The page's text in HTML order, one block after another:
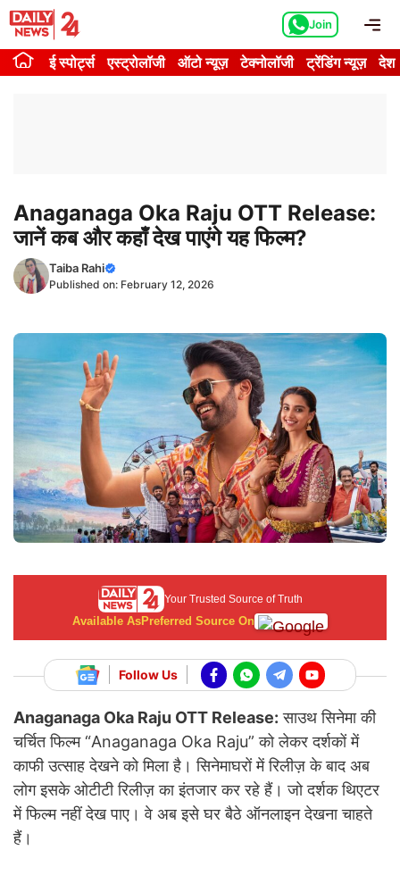
Skip
content
Join
ई स्पोर्ट्स एस्ट्रोलॉजी ऑटो न्यूज़ टेक्नोलॉजी ट्रेंडिंग न्यूज़ देश
Anaganaga Oka Raju OTT Release:
जानें कब और कहाँ देख पाएंगे यह फिल्म?
Taiba Rahi
Published on: February 12, 2026
Your Trusted Source of Truth
Available AsPreferred Source On
Follow Us
Anaganaga Oka Raju OTT Release: साउथ सिनेमा की
चर्चित फिल्म “Anaganaga Oka Raju” को लेकर दर्शकों में
काफी उत्साह देखने को मिला है। सिनेमाघरों में रिलीज़ के बाद अब
लोग इसके ओटीटी रिलीज़ का इंतजार कर रहे हैं। जो दर्शक थिएटर
में फिल्म नहीं देख पाए। वे अब इसे घर बैठे ऑनलाइन देखना चाहते
हैं।